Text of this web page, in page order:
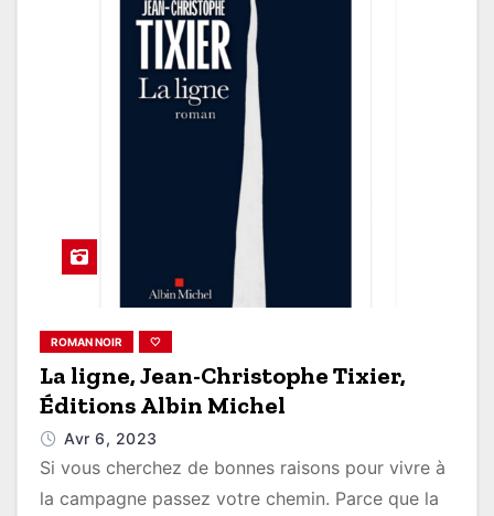
ROMAN NOIR 🤍
La ligne, Jean-Christophe Tixier,
Éditions Albin Michel
Avr 6, 2023
Si vous cherchez de bonnes raisons pour vivre à
la campagne passez votre chemin. Parce que la